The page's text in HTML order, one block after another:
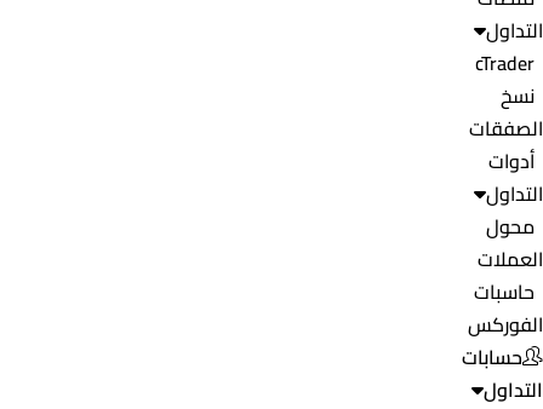
التداول
cTrader
نسخ
الصفقات
أدوات
التداول
محول
العملات
حاسبات
الفوركس
حسابات
التداول